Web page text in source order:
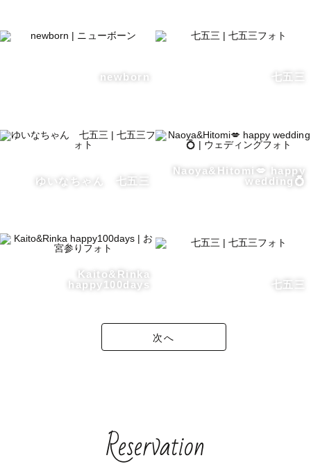
newborn 七五三
ゆいなちゃん 七五三
Naoya&Hitomi💋 happy
wedding💍
Kaito&Rinka
happy100days
七五三
次へ
Reservation